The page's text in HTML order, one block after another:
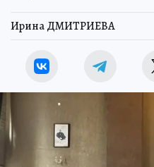
Ирина ДМИТРИЕВА